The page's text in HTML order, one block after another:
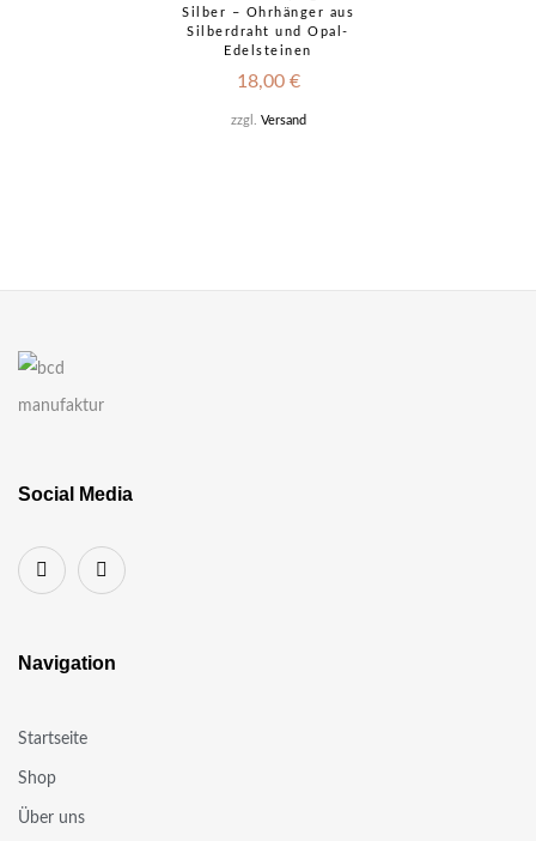
Silber – Ohrhänger aus
Silberdraht und Opal-
Edelsteinen
18,00 €
zzgl. Versand
Social Media
Navigation
Startseite
Shop
Über uns